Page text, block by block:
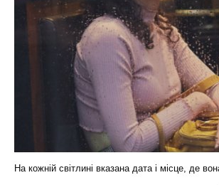
На кожній світлині вказана дата і місце, де